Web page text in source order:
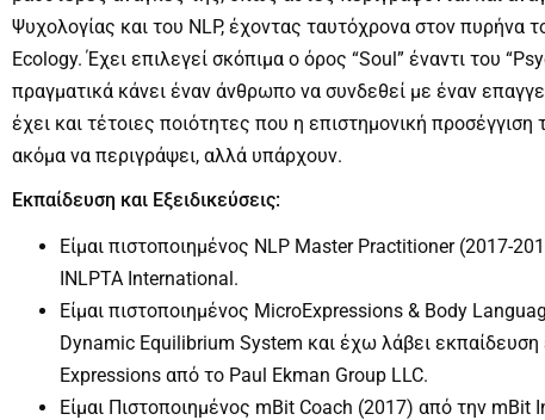
Ψυχολογίας και του NLP, έχοντας ταυτόχρονα στον πυρήνα
Ecology. Έχει επιλεγεί σκόπιμα ο όρος “Soul” έναντι του
πραγματικά κάνει έναν άνθρωπο να συνδεθεί με έναν
έχει και τέτοιες ποιότητες που η επιστημονική
ακόμα να περιγράψει, αλλά υπάρχουν.
Εκπαίδευση και Εξειδικεύσεις:
Είμαι πιστοποιημένος NLP Master Practitioner (2017-
INLPTA International.
Είμαι πιστοποιημένος MicroExpressions & Body
Dynamic Equilibrium System και έχω λάβει
Expressions από το Paul Ekman Group LLC.
Είμαι Πιστοποιημένος mBit Coach (2017) από την mBit